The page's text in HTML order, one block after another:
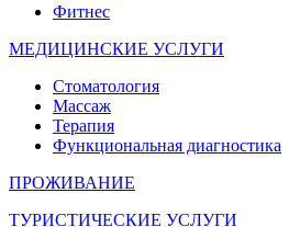
Фитнес
МЕДИЦИНСКИЕ УСЛУГИ
Стоматология
Массаж
Терапия
Функциональная диагностика
ПРОЖИВАНИЕ
ТУРИСТИЧЕСКИЕ УСЛУГИ